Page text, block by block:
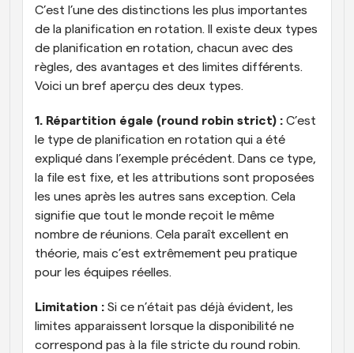
C’est l’une des distinctions les plus importantes
de la planification en rotation. Il existe deux types
de planification en rotation, chacun avec des
règles, des avantages et des limites différents.
Voici un bref aperçu des deux types.
1. Répartition égale (round robin strict) : C’est
le type de planification en rotation qui a été
expliqué dans l’exemple précédent. Dans ce type,
la file est fixe, et les attributions sont proposées
les unes après les autres sans exception. Cela
signifie que tout le monde reçoit le même
nombre de réunions. Cela paraît excellent en
théorie, mais c’est extrêmement peu pratique
pour les équipes réelles.
Limitation : Si ce n’était pas déjà évident, les
limites apparaissent lorsque la disponibilité ne
correspond pas à la file stricte du round robin.